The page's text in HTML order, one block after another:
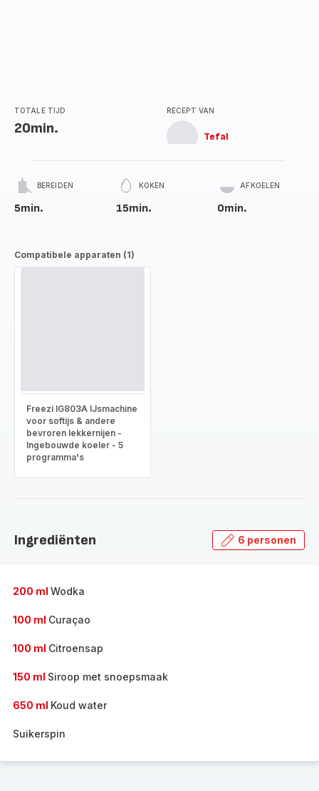
TOTALE TIJD
20min.
RECEPT VAN
Tefal
BEREIDEN
5min.
KOKEN
15min.
AFKOELEN
0min.
Compatibele apparaten (1)
Freezi IG803A IJsmachine
voor softijs & andere
bevroren lekkernijen -
Ingebouwde koeler - 5
programma's
Ingrediënten 6 personen
200 ml Wodka
100 ml Curaçao
100 ml Citroensap
150 ml Siroop met snoepsmaak
650 ml Koud water
Suikerspin